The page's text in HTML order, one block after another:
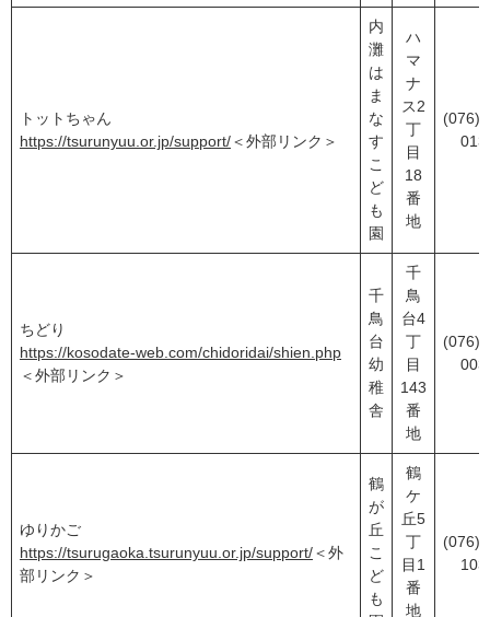
トットちゃん
https://tsurunyuu.or.jp/support/＜外部リンク＞
内
灘
は
ま
な
す
こ
ど
も
園
ハ
マ
ナ
ス2
丁
目
18
番
地
ちどり
https://kosodate-web.com/chidoridai/shien.php
＜外部リンク＞
千
鳥
台
幼
稚
舎
千
鳥
台4
丁
目
143
番
地
ゆりかご
https://tsurugaoka.tsurunyuu.or.jp/support/＜外
部リンク＞
鶴
が
丘
こ
ど
も
鶴
ケ
丘5
丁
目1
番
地